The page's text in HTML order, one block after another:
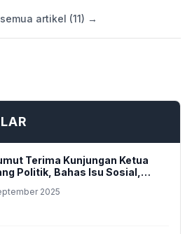
artikel (11) →
Terima Kunjungan Ketua
Bahas Isu Sosial,
2025